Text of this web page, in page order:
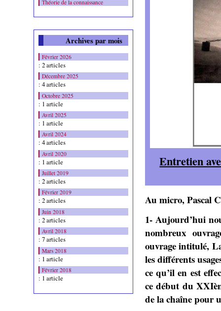
Théorie de la connaissance
Archives par mois
Février 2026
: 2 articles
Décembre 2025
: 4 articles
Octobre 2025
: 1 article
Avril 2025
: 1 article
Avril 2024
: 4 articles
Avril 2020
: 1 article
Juillet 2019
: 2 articles
Février 2019
: 2 articles
Juin 2018
: 2 articles
Avril 2018
: 7 articles
Mars 2018
: 1 article
Février 2018
: 1 article
Entretien
Au micro, Pascal
1- Aujourd’hui
nombreux
ouvrage intitulé,
les différents
ce qu’il en est
ce début du
de la chaîne pour